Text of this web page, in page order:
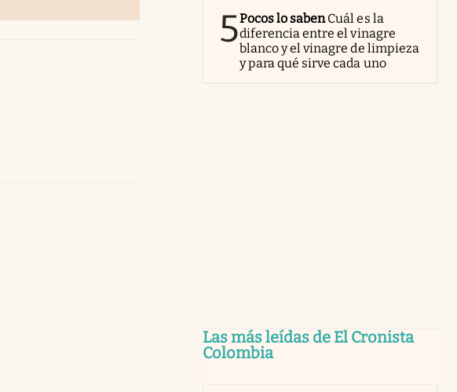
5Pocos lo sabenCuál es la
diferencia entre el vinagre
blanco y el vinagre de limpieza
y para qué sirve cada uno
Las más leídas de El Cronista
Colombia